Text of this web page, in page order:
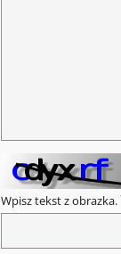
Wpisz tekst z obrazka.